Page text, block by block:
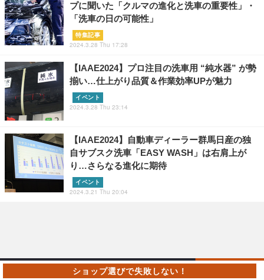
プに聞いた「クルマの進化と洗車の重要性」・
「洗車の日の可能性」
特集記事
2024.3.28 Thu 17:28
【IAAE2024】プロ注目の洗車用 “純水器” が勢
揃い…仕上がり品質＆作業効率UPが魅力
イベント
2024.3.28 Thu 23:14
【IAAE2024】自動車ディーラー群馬日産の独
自サブスク洗車「EASY WASH」は右肩上が
り…さらなる進化に期待
イベント
2024.3.21 Thu 20:04